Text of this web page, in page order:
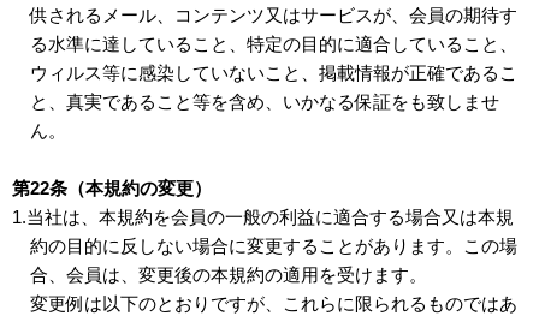
供されるメール、コンテンツ又はサービスが、会員の期待す
る水準に達していること、特定の目的に適合していること、
ウィルス等に感染していないこと、掲載情報が正確であるこ
と、真実であること等を含め、いかなる保証をも致しませ
ん。
第22条（本規約の変更）
1.当社は、本規約を会員の一般の利益に適合する場合又は本規
約の目的に反しない場合に変更することがあります。この場
合、会員は、変更後の本規約の適用を受けます。
変更例は以下のとおりですが、これらに限られるものではあ